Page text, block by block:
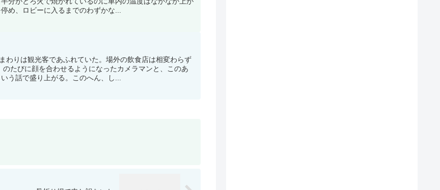
め、ロビーに入るまでのわずかな...
わりは観光客であふれていた。場外の飲食店は相変わらず
たびに顔を合わせるようになったカメラマンと、このあ
う話で盛り上がる。このへん、し...